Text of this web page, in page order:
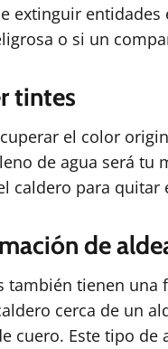
extinguir
o si un
tintes
el color
de agua será tu
caldero para quitar
de
también tienen una
cerca de un
cuero. Este tipo